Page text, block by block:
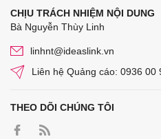
CHỊU TRÁCH NHIỆM NỘI DUNG
Bà Nguyễn Thùy Linh
linhnt@ideaslink.vn
Liên hệ Quảng cáo: 0936 00
THEO DÕI CHÚNG TÔI